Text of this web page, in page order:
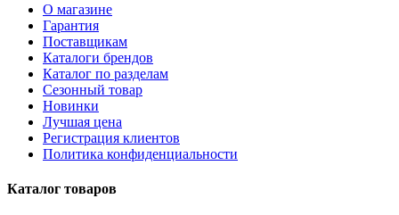
О магазине
Гарантия
Поставщикам
Каталоги брендов
Каталог по разделам
Сезонный товар
Новинки
Лучшая цена
Регистрация клиентов
Политика конфиденциальности
Каталог товаров